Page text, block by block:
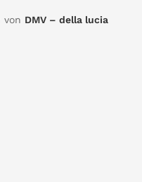
von DMV – della lucia